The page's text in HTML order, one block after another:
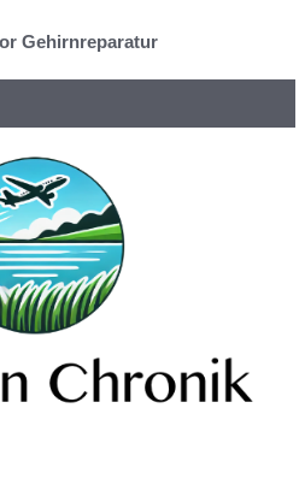
Gehirnreparatur